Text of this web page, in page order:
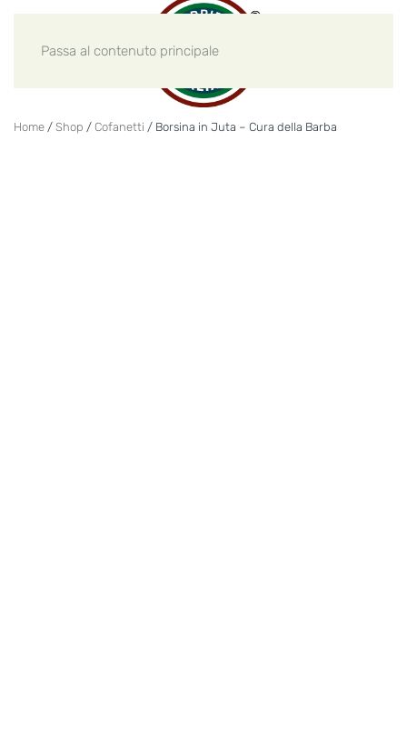
Passa al contenuto principale
Home / Shop / Cofanetti / Borsina in Juta – Cura della Barba